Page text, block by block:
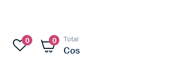
0 Total
Cos
0